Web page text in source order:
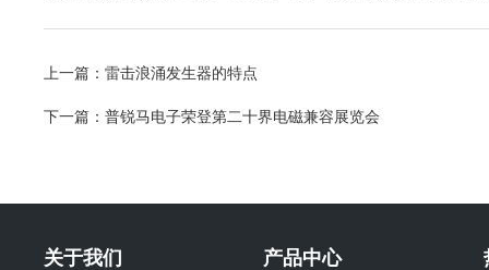
上一篇： 雷击浪涌发生器的特点
下一篇： 普锐马电子荣登第二十界电磁兼容展览会
关于我们 产品中心